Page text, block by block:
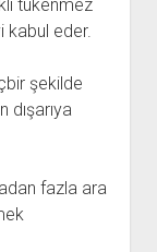
tükenmez
kabul eder.
şekilde
dışarıya
fazla ara